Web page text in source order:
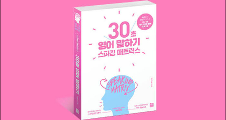
어) 『모질게 토익 8:2법칙 실전편』 (21세기 북스) 외 다수